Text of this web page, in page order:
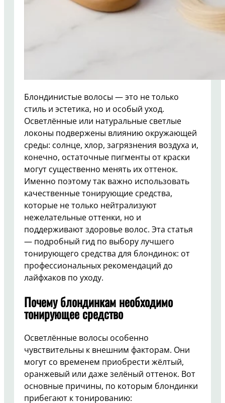
Блондинистые волосы — это не только
стиль и эстетика, но и особый уход.
Осветлённые или натуральные светлые
локоны подвержены влиянию окружающей
среды: солнце, хлор, загрязнения воздуха и,
конечно, остаточные пигменты от краски
могут существенно менять их оттенок.
Именно поэтому так важно использовать
качественные тонирующие средства,
которые не только нейтрализуют
нежелательные оттенки, но и
поддерживают здоровье волос. Эта статья
— подробный гид по выбору лучшего
тонирующего средства для блондинок: от
профессиональных рекомендаций до
лайфхаков по уходу.
Почему блондинкам необходимо
тонирующее средство
Осветлённые волосы особенно
чувствительны к внешним факторам. Они
могут со временем приобрести жёлтый,
оранжевый или даже зелёный оттенок. Вот
основные причины, по которым блондинки
прибегают к тонированию: